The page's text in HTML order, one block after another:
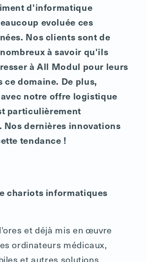
d'informatique
evoluée ces
Nos clients sont de
à savoir qu'ils
à All Modul pour leurs
ce domaine. De plus,
notre offre logistique
particulièrement
Nos dernières innovations
tendance !
chariots informatiques
et déjà mis en œuvre
ordinateurs médicaux,
et autres solutions